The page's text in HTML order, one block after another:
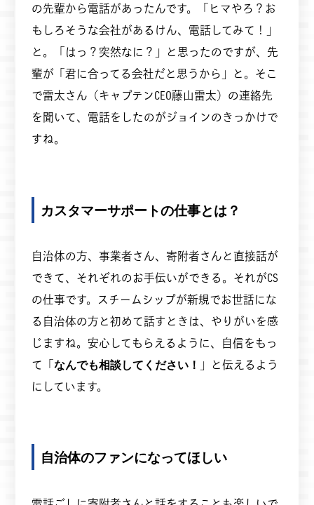
の先輩から電話があったんです。「ヒマやろ？お
もしろそうな会社があるけん、電話してみて！」
と。「はっ？突然なに？」と思ったのですが、先
輩が「君に合ってる会社だと思うから」と。そこ
で雷太さん（キャプテンCEO藤山雷太）の連絡先
を聞いて、電話をしたのがジョインのきっかけで
すね。
カスタマーサポートの仕事とは？
自治体の方、事業者さん、寄附者さんと直接話が
できて、それぞれのお手伝いができる。それがCS
の仕事です。スチームシップが新規でお世話にな
る自治体の方と初めて話すときは、やりがいを感
じますね。安心してもらえるように、自信をもっ
て「なんでも相談してください！ 」と伝えるよう
にしています。
自治体のファンになってほしい